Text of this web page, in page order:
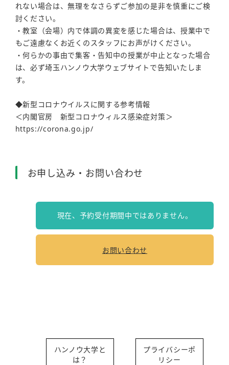
れない場合は、無理をなさらずご参加の是非を慎重にご検
討ください。
・教室（会場）内で体調の異変を感じた場合は、授業中で
もご遠慮なくお近くのスタッフにお声がけください。
・何らかの事由で集客・告知中の授業が中止となった場合
は、必ず埼玉ハンノウ大学ウェブサイトで告知いたしま
す。
◆新型コロナウイルスに関する参考情報
＜内閣官房 新型コロナウィルス感染症対策＞
https://corona.go.jp/
お申し込み・お問い合わせ
現在、予約受付期間中ではありません。
お問い合わせ
ハンノウ大学と
は？
プライバシーポ
リシー